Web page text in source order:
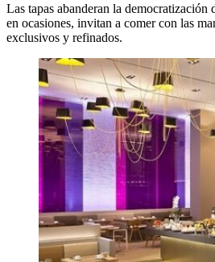
Las tapas abanderan la democratización
en ocasiones, invitan a comer con las
exclusivos y refinados.